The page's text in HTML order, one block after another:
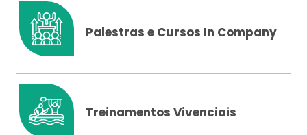
Palestras e Cursos In Company
Treinamentos Vivenciais